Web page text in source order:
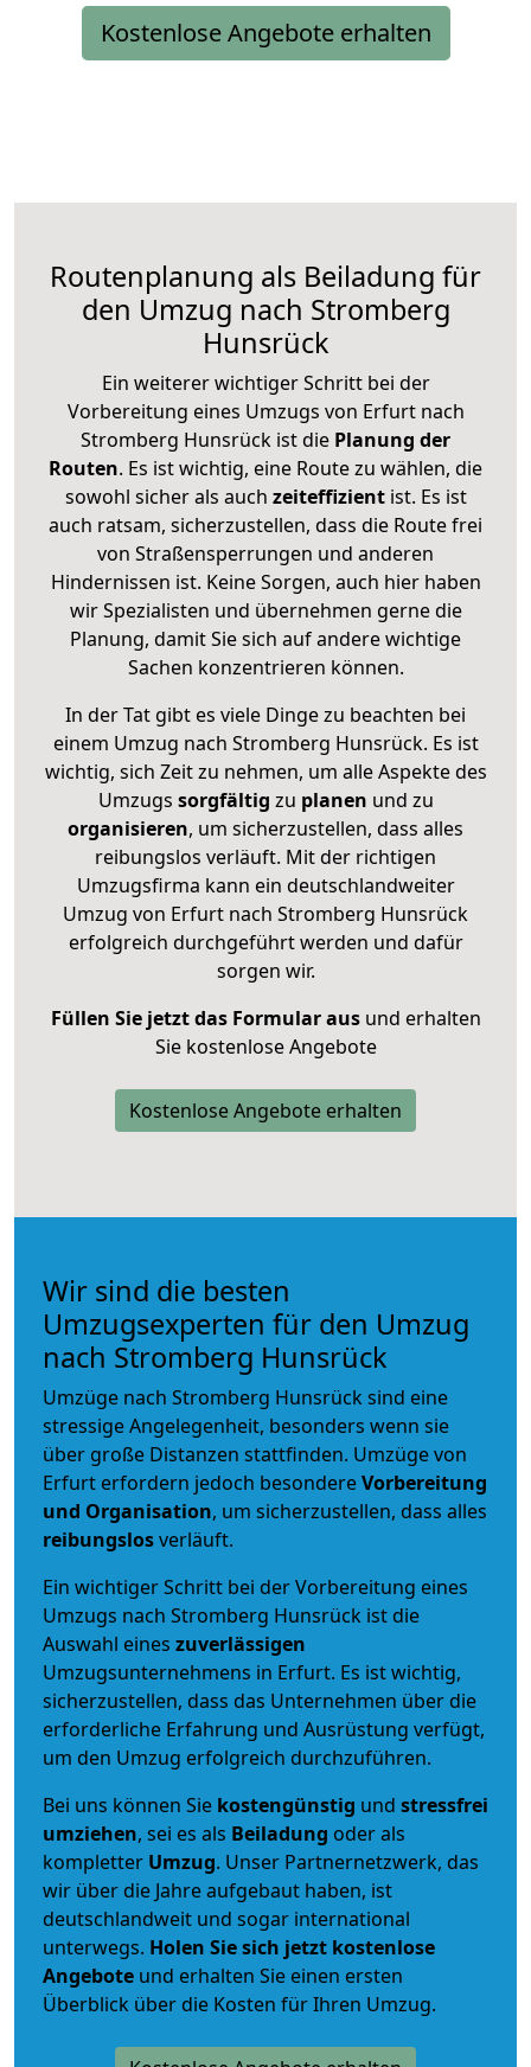
Kostenlose Angebote erhalten
Routenplanung als Beiladung für
den Umzug nach Stromberg
Hunsrück
Ein weiterer wichtiger Schritt bei der
Vorbereitung eines Umzugs von Erfurt nach
Stromberg Hunsrück ist die Planung der
Routen. Es ist wichtig, eine Route zu wählen, die
sowohl sicher als auch zeiteffizientist. Es ist
auch ratsam, sicherzustellen, dass die Route frei
von Straßensperrungen und anderen
Hindernissen ist. Keine Sorgen, auch hier haben
wir Spezialisten und übernehmen gerne die
Planung, damit Sie sich auf andere wichtige
Sachen konzentrieren können.
In der Tat gibt es viele Dinge zu beachten bei
einem Umzug nach Stromberg Hunsrück. Es ist
wichtig, sich Zeit zu nehmen, um alle Aspekte des
Umzugs sorgfältig zu planen und zu
organisieren, um sicherzustellen, dass alles
reibungslos verläuft. Mit der richtigen
Umzugsfirma kann ein deutschlandweiter
Umzug von Erfurt nach Stromberg Hunsrück
erfolgreich durchgeführt werden und dafür
sorgen wir.
Füllen Sie jetzt das Formular ausund erhalten
Sie kostenlose Angebote
Kostenlose Angebote erhalten
Wir sind die besten
Umzugsexperten für den Umzug
nach Stromberg Hunsrück
Umzüge nach Stromberg Hunsrück sind eine
stressige Angelegenheit, besonders wenn sie
über große Distanzen stattfinden. Umzüge von
Erfurt erfordern jedoch besondereVorbereitung
und Organisation, um sicherzustellen, dass alles
reibungslosverläuft.
Ein wichtiger Schritt bei der Vorbereitung eines
Umzugs nach Stromberg Hunsrück ist die
Auswahl eines zuverlässigen
Umzugsunternehmens in Erfurt. Es ist wichtig,
sicherzustellen, dass das Unternehmen über die
erforderliche Erfahrung und Ausrüstung verfügt,
um den Umzug erfolgreich durchzuführen.
Bei uns können Sie kostengünstig und stressfrei
umziehen, sei es als Beiladung oder als
kompletter Umzug. Unser Partnernetzwerk, das
wir über die Jahre aufgebaut haben, ist
deutschlandweit und sogar international
unterwegs. Holen Sie sich jetzt kostenlose
Angebote und erhalten Sie einen ersten
Überblick über die Kosten für Ihren Umzug.